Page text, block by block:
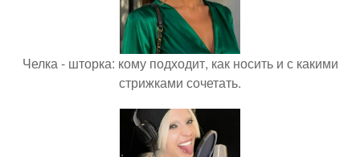
Челка - шторка: кому подходит, как носить и с какими
стрижками сочетать.